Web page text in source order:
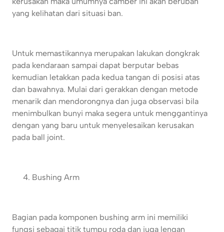
yang kelihatan dari situasi ban.
Untuk memastikannya merupakan lakukan dongkrak
pada kendaraan sampai dapat berputar bebas
kemudian letakkan pada kedua tangan di posisi atas
dan bawahnya. Mulai dari gerakkan dengan metode
menarik dan mendorongnya dan juga observasi bila
menimbulkan bunyi maka segera untuk menggantinya
dengan yang baru untuk menyelesaikan kerusakan
pada ball joint.
Bushing Arm
Bagian pada komponen bushing arm ini memiliki
fungsi sebagai titik tumpu roda dan juga lengan